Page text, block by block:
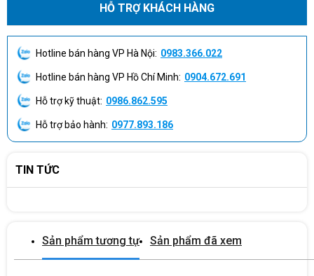
HỖ TRỢ KHÁCH HÀNG
Hotline bán hàng VP Hà Nội: 0983.366.022
Hotline bán hàng VP Hồ Chí Minh: 0904.672.691
Hỗ trợ kỹ thuật: 0986.862.595
Hỗ trợ bảo hành: 0977.893.186
TIN TỨC
Sản phẩm tương tự Sản phẩm đã xem